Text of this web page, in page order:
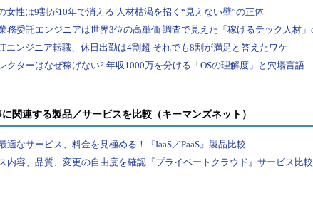
関連する製品／サービスを比較（キーマンズネット）
適なサービス、料金を見極める！『IaaS／PaaS』製品比較
内容、品質、変更の自由度を確認『プライベートクラウド』サービス比較